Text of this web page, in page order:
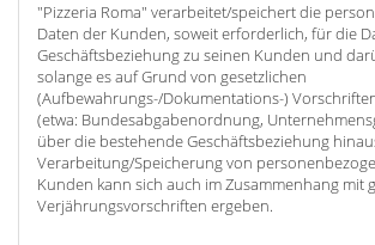
"Pizzeria Roma" verarbeitet/speichert die
Daten der Kunden, soweit erforderlich, für die
Geschäftsbeziehung zu seinen Kunden und
solange es auf Grund von gesetzlichen
(Aufbewahrungs-/Dokumentations-)
(etwa: Bundesabgabenordnung,
über die bestehende Geschäftsbeziehung
Verarbeitung/Speicherung von
Kunden kann sich auch im Zusammenhang mit
Verjährungsvorschriften ergeben.